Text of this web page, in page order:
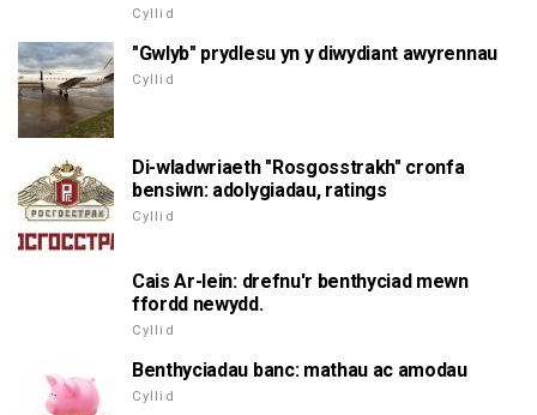
Cyllid
"Gwlyb" prydlesu yn y diwydiant awyrennau
Cyllid
Di-wladwriaeth "Rosgosstrakh" cronfa
bensiwn: adolygiadau, ratings
Cyllid
Cais Ar-lein: drefnu'r benthyciad mewn
ffordd newydd.
Cyllid
Benthyciadau banc: mathau ac amodau
Cyllid